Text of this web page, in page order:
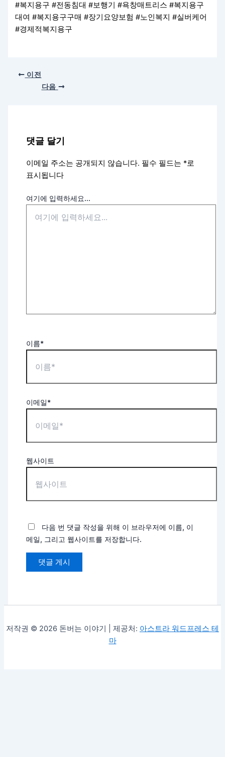
#복지용구 #전동침대 #보행기 #욕창매트리스 #복지용구
대여 #복지용구구매 #장기요양보험 #노인복지 #실버케어
#경제적복지용구
이전
다음
댓글 달기
이메일 주소는 공개되지 않습니다. 필수 필드는 *로
표시됩니다
여기에 입력하세요...
이름*
이메일*
웹사이트
다음 번 댓글 작성을 위해 이 브라우저에 이름, 이
메일, 그리고 웹사이트를 저장합니다.
저작권 © 2026 돈버는 이야기 | 제공처: 아스트라 워드프레스 테
마